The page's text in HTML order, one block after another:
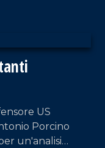
US
Porcino
un'analisi